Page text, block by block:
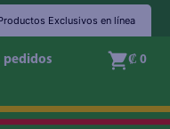
Exclusivos en línea
pedidos ₡ 0